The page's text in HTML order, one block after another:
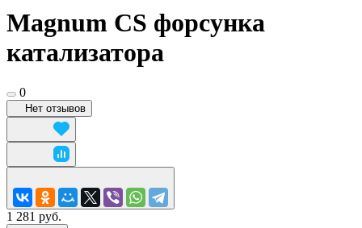
Magnum CS форсунка
катализатора
0
Нет отзывов
1 281 руб.